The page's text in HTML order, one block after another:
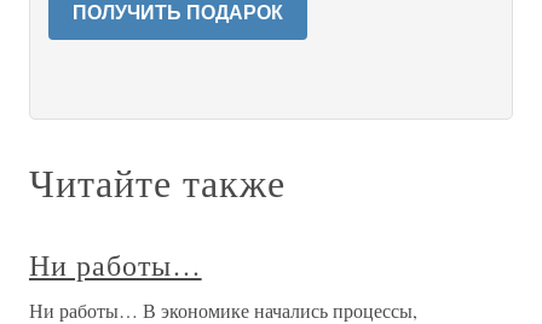
ПОЛУЧИТЬ ПОДАРОК
Читайте также
Ни работы…
Ни работы… В экономике начались процессы,